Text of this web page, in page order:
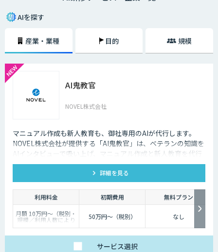
AIを探す
産業・業種 目的 規模
AI鬼教官
NOVEL株式会社
マニュアル作成も新人教育も、御社専用のAIが代行します。
NOVEL株式会社が提供する「AI鬼教官」は、ベテランの知識を
AIインタビューで吸い上げ、マニュアル作成と新人教育を代行
するAI教育係です。24時間・出典つきで新人の質問に答えま
詳細を見る
利用料金 初期費用
無料プラン
月額 10万円〜（税別・
規模／利用人数により
個別見積）
50万円〜（税別） なし
サービス選択